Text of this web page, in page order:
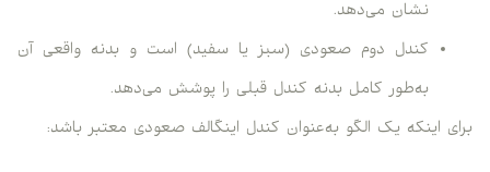
نشان می‌دهد.
کندل دوم صعودی (سبز یا سفید) است و بدنه واقعی آن
به‌طور کامل بدنه کندل قبلی را پوشش می‌دهد.
برای اینکه یک الگو به‌عنوان کندل اینگالف صعودی معتبر باشد: